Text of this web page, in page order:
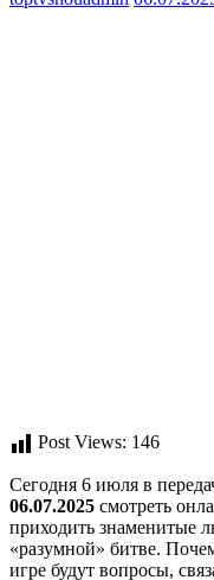
Post Views: 146
Сегодня 6 июля в
06.07.2025 смотреть
приходить знаменитые
«разумной» битве.
игре будут вопросы,